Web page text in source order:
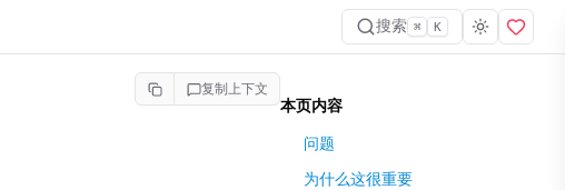
搜索 ⌘ K
复制上下文
本页内容
问题
为什么这很重要